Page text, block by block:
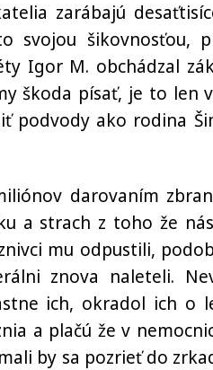
zarábajú
svojou šikovnosťou,
Igor M. obchádzal
škoda písať, je to len
podvody ako rodina
darovaním
a strach z toho že
mu odpustili,
znova naleteli.
ich, okradol ich o
a plačú že v
by sa pozrieť do